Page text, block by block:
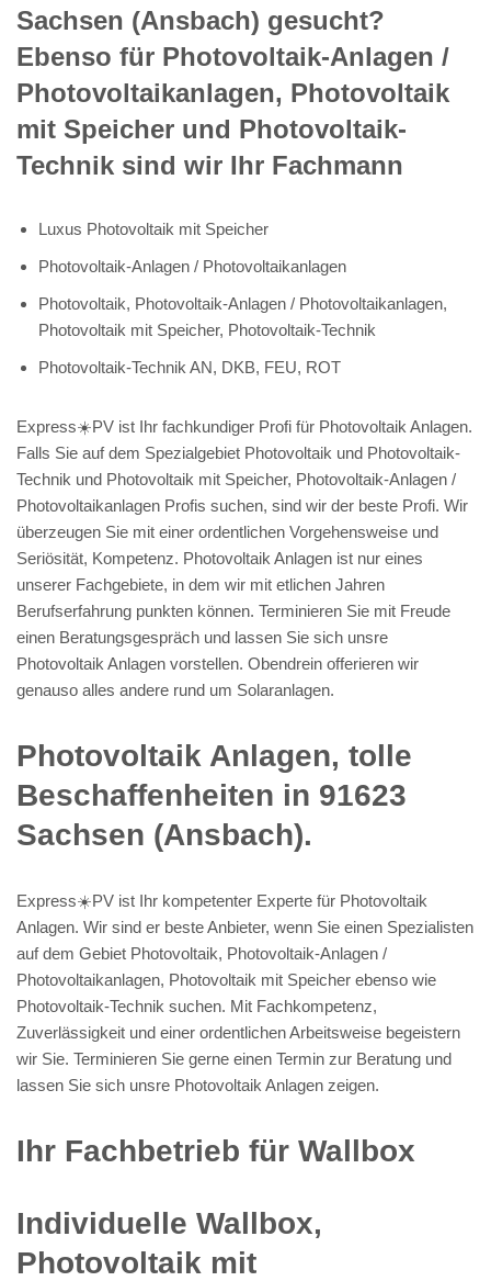
Sachsen (Ansbach) gesucht?
Ebenso für Photovoltaik-Anlagen /
Photovoltaikanlagen, Photovoltaik
mit Speicher und Photovoltaik-
Technik sind wir Ihr Fachmann
Luxus Photovoltaik mit Speicher
Photovoltaik-Anlagen / Photovoltaikanlagen
Photovoltaik, Photovoltaik-Anlagen / Photovoltaikanlagen,
Photovoltaik mit Speicher, Photovoltaik-Technik
Photovoltaik-Technik AN, DKB, FEU, ROT
Express☀️PV️ ist Ihr fachkundiger Profi für Photovoltaik Anlagen.
Falls Sie auf dem Spezialgebiet Photovoltaik und Photovoltaik-
Technik und Photovoltaik mit Speicher, Photovoltaik-Anlagen /
Photovoltaikanlagen Profis suchen, sind wir der beste Profi. Wir
überzeugen Sie mit einer ordentlichen Vorgehensweise und
Seriösität, Kompetenz. Photovoltaik Anlagen ist nur eines
unserer Fachgebiete, in dem wir mit etlichen Jahren
Berufserfahrung punkten können. Terminieren Sie mit Freude
einen Beratungsgespräch und lassen Sie sich unsre
Photovoltaik Anlagen vorstellen. Obendrein offerieren wir
genauso alles andere rund um Solaranlagen.
Photovoltaik Anlagen, tolle
Beschaffenheiten in 91623
Sachsen (Ansbach).
Express☀️PV️ ist Ihr kompetenter Experte für Photovoltaik
Anlagen. Wir sind er beste Anbieter, wenn Sie einen Spezialisten
auf dem Gebiet Photovoltaik, Photovoltaik-Anlagen /
Photovoltaikanlagen, Photovoltaik mit Speicher ebenso wie
Photovoltaik-Technik suchen. Mit Fachkompetenz,
Zuverlässigkeit und einer ordentlichen Arbeitsweise begeistern
wir Sie. Terminieren Sie gerne einen Termin zur Beratung und
lassen Sie sich unsre Photovoltaik Anlagen zeigen.
Ihr Fachbetrieb für Wallbox
Individuelle Wallbox,
Photovoltaik mit